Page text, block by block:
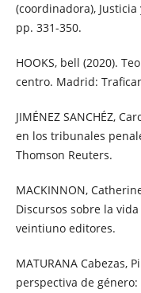
(coordinadora),
pp. 331-350.
HOOKS, bell (2020).
centro. Madrid:
JIMÉNEZ SANCHÉZ,
en los tribunales
Thomson Reuters.
MACKINNON,
Discursos sobre la
veintiuno editores.
MATURANA Cabezas,
perspectiva de